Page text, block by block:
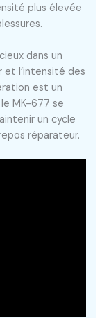
plus élevée
dans un
et l’intensité des
est un
MK-677 se
un cycle
réparateur.